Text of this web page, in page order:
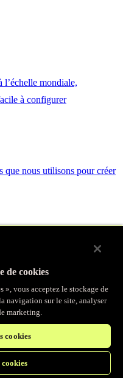
l’échelle mondiale,
à configurer
que nous utilisons pour créer
à la suite complète de
d’IA et gagnez en efficacité
de cookies
», vous acceptez le stockage de
navigation sur le site, analyser
marketing.
cookies